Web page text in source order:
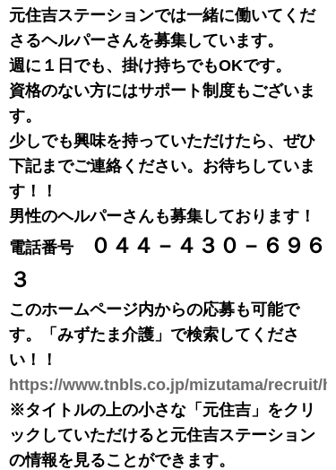
元住吉ステーションでは一緒に働いてくだ
さるヘルパーさんを募集しています。
週に１日でも、掛け持ちでもOKです。
資格のない方にはサポート制度もございま
す。
少しでも興味を持っていただけたら、ぜひ
下記までご連絡ください。お待ちしていま
す！！
男性のヘルパーさんも募集しております！
電話番号
０４４－４３０－６９６
３
このホームページ内からの応募も可能で
す。「みずたま介護」で検索してくださ
い！！
https://www.tnbls.co.jp/mizutama/recruit/
※タイトルの上の小さな「元住吉」をクリ
ックしていただけると元住吉ステーション
の情報を見ることができます。